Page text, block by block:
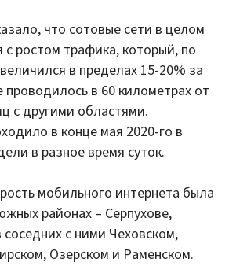
что сотовые сети в целом
с ростом трафика, который, по
в пределах 15-20% за
проводилось в 60 километрах от
с другими областями.
в конце мая 2020-го в
в разное время суток.
мобильного интернета была
районах – Серпухове,
с ними Чеховском,
Озерском и Раменском.